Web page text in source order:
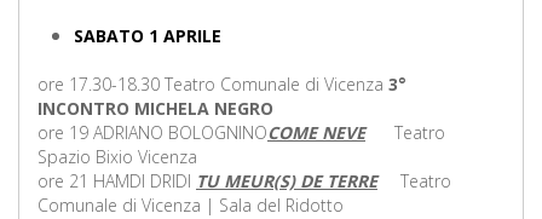
SABATO 1 APRILE
​​​​​ore 17.30-18.30 Teatro Comunale di Vicenza 3°
INCONTRO MICHELA NEGRO
ore 19 ADRIANO BOLOGNINOCOME NEVE
Teatro
Spazio Bixio Vicenza
ore 21 HAMDI DRIDI TU MEUR(S) DE TERRE
Teatro
Comunale di Vicenza | Sala del Ridotto